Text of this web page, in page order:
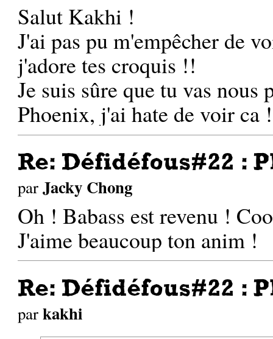
Salut Kakhi !
J'ai pas pu m'empêcher de
j'adore tes croquis !!
Je suis sûre que tu vas
Phoenix, j'ai hate de voir ca !
Re: Défidéfous#22 :
parJacky Chong
Oh ! Babass est revenu !
J'aime beaucoup ton anim !
Re: Défidéfous#22 :
parkakhi